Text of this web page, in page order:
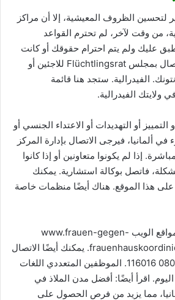
لتحسين الظروف المعيشية، إلا أن مراكز
من وقت لآخر، لم تحترم القواعد
عليك ولم يتم احترام حقوقك أو كانت
لديك مشاكل، يرجى الاتصال بمجلس Flüchtlingsrat للاجئين أو
الفيدرالية. ستجد هنا قائمة
ولايتك الفيدرالية.
أو التهديدات أو الاعتداء الجنسي أو
ألمانيا، فيرجى الاتصال بإدارة المركز
إذا لم يكونوا متعاونين أو إذا كانوا
فاتصل بوكالة استشارية. يمكنك
على هذا الموقع. هناك أيضًا منظمات خاصة
يمكن العثور عليها على مواقع الويب www.frauen-gegen-
gewalt.de و frauenhauskoordinierung.de. يمكنك أيضًا الاتصال
بخط المساعدة على 08000 116016. الموظفين المتعددي اللغات
في اليوم. اقرأ أيضًا: أفضل مدن الملاذ في
مما يزيد من فرص الحصول على